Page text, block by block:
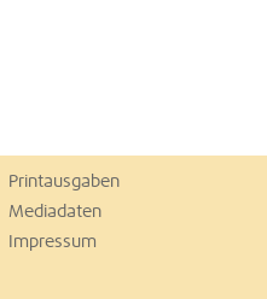
Printausgaben
Mediadaten
Impressum